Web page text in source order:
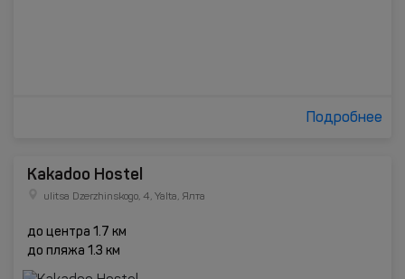
Подробнее
Kakadoo Hostel
ulitsa Dzerzhinskogo, 4, Yalta, Ялта
до центра 1.7 км
до пляжа 1.3 км